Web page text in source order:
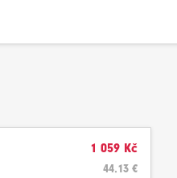
1 059 Kč
44.13 €